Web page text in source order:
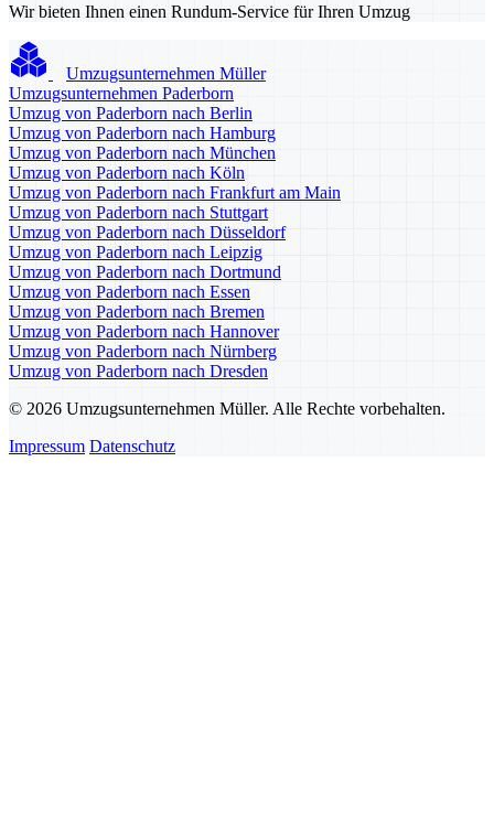
Wir bieten Ihnen einen Rundum-Service für Ihren Umzug
Umzugsunternehmen Müller
Umzugsunternehmen Paderborn
Umzug von Paderborn nach Berlin
Umzug von Paderborn nach Hamburg
Umzug von Paderborn nach München
Umzug von Paderborn nach Köln
Umzug von Paderborn nach Frankfurt am Main
Umzug von Paderborn nach Stuttgart
Umzug von Paderborn nach Düsseldorf
Umzug von Paderborn nach Leipzig
Umzug von Paderborn nach Dortmund
Umzug von Paderborn nach Essen
Umzug von Paderborn nach Bremen
Umzug von Paderborn nach Hannover
Umzug von Paderborn nach Nürnberg
Umzug von Paderborn nach Dresden
© 2026 Umzugsunternehmen Müller. Alle Rechte vorbehalten.
Impressum Datenschutz